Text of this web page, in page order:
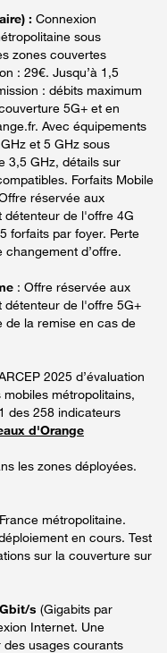
: Connexion
sous
zones couvertes
: 29€. Jusqu’à 1,5
: débits maximum
5G+ et en
Avec équipements
et 5 GHz sous
3,5 GHz, détails sur
Forfaits Mobile
réservée aux
détenteur de l'offre 4G
forfaits par foyer. Perte
d’offre.
: Offre réservée aux
détenteur de l'offre 5G+
de la remise en cas de
2025 d’évaluation
métropolitains,
des 258 indicateurs
d'Orange
les zones déployées.
métropolitaine.
en cours. Test
sur la couverture sur
Gbit/s (Gigabits par
Internet. Une
usages courants